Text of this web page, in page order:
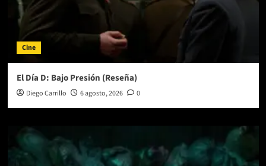
Cine
El Día D: Bajo Presión (Reseña)
Diego Carrillo 6 agosto, 2026 0